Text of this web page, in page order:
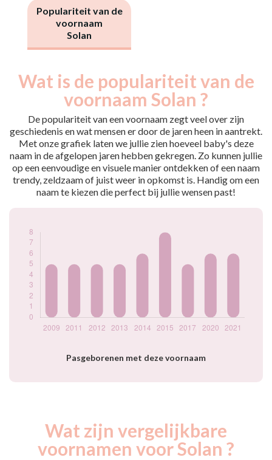
Populariteit van de
voornaam
Solan
Wat is de populariteit van de
voornaam Solan ?
De populariteit van een voornaam zegt veel over zijn
geschiedenis en wat mensen er door de jaren heen in aantrekt.
Met onze grafiek laten we jullie zien hoeveel baby's deze
naam in de afgelopen jaren hebben gekregen. Zo kunnen jullie
op een eenvoudige en visuele manier ontdekken of een naam
trendy, zeldzaam of juist weer in opkomst is. Handig om een
naam te kiezen die perfect bij jullie wensen past!
Pasgeborenen met deze voornaam
Popularité du
prénom Solan par
année
Année
Nouveaux-
nés
2011
5
2012
5
2013
5
2014
6
2015
8
2017
5
6
Wat zijn vergelijkbare
voornamen voor Solan ?